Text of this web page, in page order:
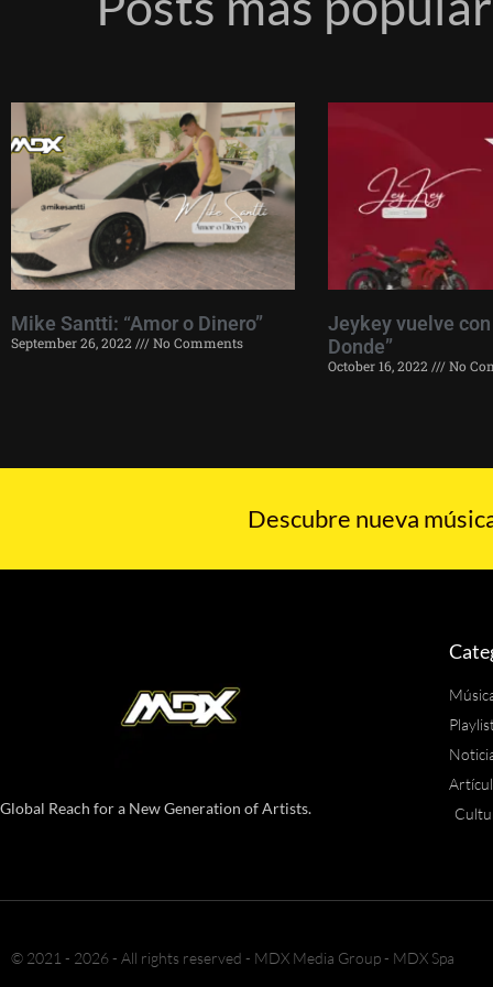
Mike Santti: “Amor o Dinero”
September 26, 2022 No Comments
Jeykey vuelve con
Donde”
October 16, 2022 No
Descubre nueva
Global Reach for a New Generation of Artists.
© 2021 - 2026 - All rights reserved - MDX Media Group - MDX Spa